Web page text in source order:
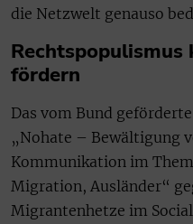
die Netzwelt genauso
Rechtspopulismus
fördern
Das vom Bund
„Nohate – Bewältigung
Kommunikation im
Migration, Ausländer“
Migrantenhetze im